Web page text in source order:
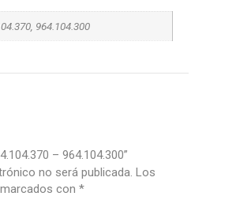
964.104.300
– 964.104.300”
no será publicada. Los
con *